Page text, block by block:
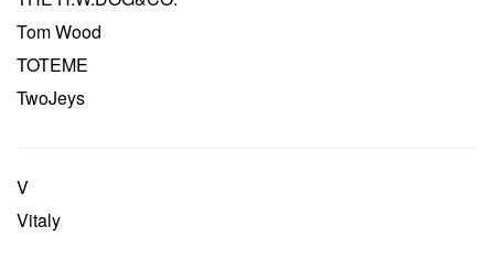
Tom Wood
TOTEME
TwoJeys
V
Vitaly